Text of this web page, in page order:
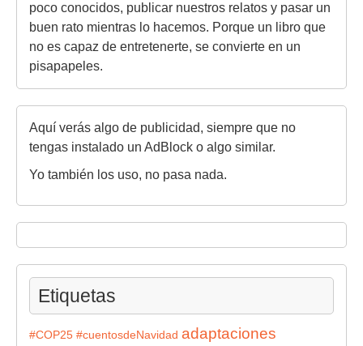
poco conocidos, publicar nuestros relatos y pasar un
buen rato mientras lo hacemos. Porque un libro que
no es capaz de entretenerte, se convierte en un
pisapapeles.
Aquí verás algo de publicidad, siempre que no
tengas instalado un AdBlock o algo similar.
Yo también los uso, no pasa nada.
Etiquetas
#COP25 #cuentosdeNavidad adaptaciones